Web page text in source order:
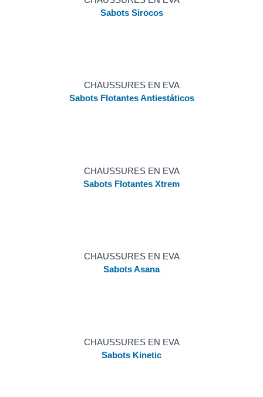
Sabots Sirocos
CHAUSSURES EN EVA
Sabots Flotantes Antiestáticos
CHAUSSURES EN EVA
Sabots Flotantes Xtrem
CHAUSSURES EN EVA
Sabots Asana
CHAUSSURES EN EVA
Sabots Kinetic